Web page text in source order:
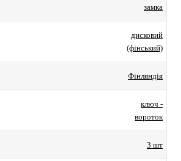
замка
дисковий
(фінський)
Фінляндія
ключ -
вороток
3 шт